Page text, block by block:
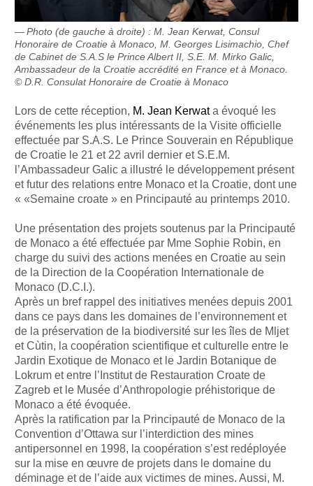
Photo (de gauche à droite) : M. Jean Kerwat, Consul
Honoraire de Croatie à Monaco, M. Georges Lisimachio, Chef
de Cabinet de S.A.S le Prince Albert II, S.E. M. Mirko Galic,
Ambassadeur de la Croatie accrédité en France et à Monaco.
© D.R. Consulat Honoraire de Croatie à Monaco
Lors de cette réception, M. Jean Kerwata évoqué les
événements les plus intéressants de la Visite officielle
effectuée par S.A.S. Le Prince Souverain en République
de Croatie le 21 et 22 avril dernier et S.E.M.
l’Ambassadeur Galic a illustré le développement présent
et futur des relations entre Monaco et la Croatie, dont une
« «Semaine croate » en Principauté au printemps 2010.
Une présentation des projets soutenus par la Principauté
de Monaco a été effectuée par Mme Sophie Robin, en
charge du suivi des actions menées en Croatie au sein
de la Direction de la Coopération Internationale de
Monaco (D.C.I.).
Après un bref rappel des initiatives menées depuis 2001
dans ce pays dans les domaines de l’environnement et
de la préservation de la biodiversité sur les îles de Mljet
et Cùtin, la coopération scientifique et culturelle entre le
Jardin Exotique de Monaco et le Jardin Botanique de
Lokrum et entre l’Institut de Restauration Croate de
Zagreb et le Musée d’Anthropologie préhistorique de
Monaco a été évoquée.
Après la ratification par la Principauté de Monaco de la
Convention d’Ottawa sur l’interdiction des mines
antipersonnel en 1998, la coopération s’est redéployée
sur la mise en œuvre de projets dans le domaine du
déminage et de l’aide aux victimes de mines. Aussi, M.